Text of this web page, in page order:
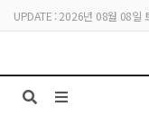
UPDATE : 2026년 08월 08일